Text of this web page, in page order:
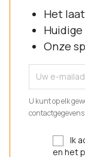
Het
Onze
U kunt op elk
Ik
en het